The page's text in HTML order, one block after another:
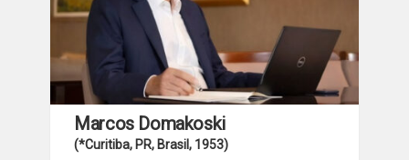
Marcos Domakoski
(*Curitiba, PR, Brasil, 1953)